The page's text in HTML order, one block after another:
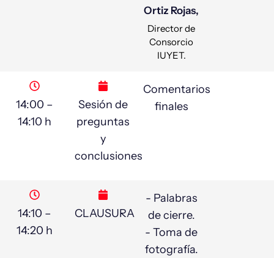
Ortiz Rojas,
Director de
Consorcio
IUYET.
14:00 –
14:10 h
Sesión de
preguntas
y
conclusiones
Comentarios
finales
14:10 –
14:20 h
CLAUSURA
- Palabras
de cierre.
- Toma de
fotografía.